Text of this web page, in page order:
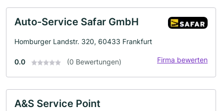
Auto-Service Safar GmbH
Homburger Landstr. 320, 60433 Frankfurt
0.0 (0 Bewertungen) Firma bewerten
A&S Service Point